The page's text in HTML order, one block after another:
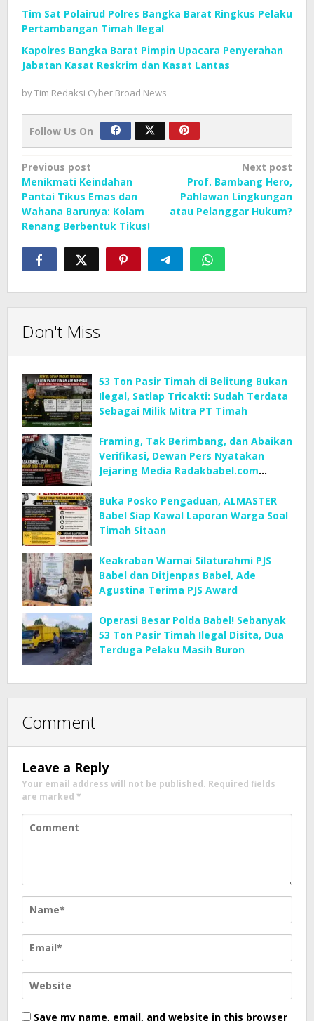
Tim Sat Polairud Polres Bangka Barat Ringkus Pelaku
Pertambangan Timah Ilegal
Kapolres Bangka Barat Pimpin Upacara Penyerahan
Jabatan Kasat Reskrim dan Kasat Lantas
byTim Redaksi Cyber Broad News
Follow Us On
Post
navigation
Previous post
Menikmati Keindahan
Pantai Tikus Emas dan
Wahana Barunya: Kolam
Renang Berbentuk Tikus!
Next post
Prof. Bambang Hero,
Pahlawan Lingkungan
atau Pelanggar Hukum?
Don't Miss
53 Ton Pasir Timah di Belitung Bukan
Ilegal, Satlap Tricakti: Sudah Terdata
Sebagai Milik Mitra PT Timah
Framing, Tak Berimbang, dan Abaikan
Verifikasi, Dewan Pers Nyatakan
Jejaring Media Radakbabel.com
Buka Posko Pengaduan, ALMASTER
Babel Siap Kawal Laporan Warga Soal
Timah Sitaan
Keakraban Warnai Silaturahmi PJS
Babel dan Ditjenpas Babel, Ade
Agustina Terima PJS Award
Operasi Besar Polda Babel! Sebanyak
53 Ton Pasir Timah Ilegal Disita, Dua
Terduga Pelaku Masih Buron
Comment
Leave a Reply
Your email address will not be published. Required fields
are marked *
Save my name, email, and website in this browser